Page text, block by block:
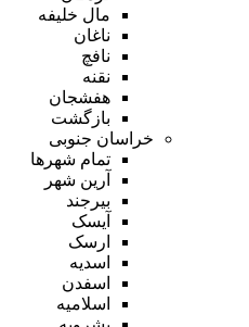
مال خلیفه
ناغان
نافچ
نقنه
هفشجان
بازگشت
خراسان جنوبی
تمام شهر‌ها
آرین شهر
بیرجند
آیسک
ارسک
اسدیه
اسفدن
اسلامیه